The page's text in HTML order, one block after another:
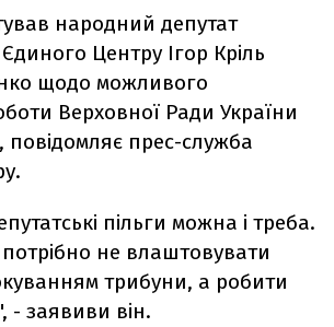
народний депутат
Центру Ігор Кріль
щодо можливого
Верховної Ради України
прес-служба
пільги можна і треба.
не влаштовувати
трибуни, а робити
- заявиви він.